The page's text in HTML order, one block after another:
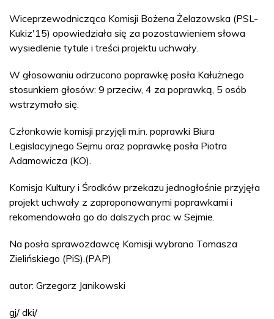
Wiceprzewodnicząca Komisji Bożena Żelazowska (PSL-
Kukiz'15) opowiedziała się za pozostawieniem słowa
wysiedlenie tytule i treści projektu uchwały.
W głosowaniu odrzucono poprawkę posła Kałużnego
stosunkiem głosów: 9 przeciw, 4 za poprawką, 5 osób
wstrzymało się.
Członkowie komisji przyjęli m.in. poprawki Biura
Legislacyjnego Sejmu oraz poprawkę posła Piotra
Adamowicza (KO).
Komisja Kultury i Środków przekazu jednogłośnie przyjęła
projekt uchwały z zaproponowanymi poprawkami i
rekomendowała go do dalszych prac w Sejmie.
Na posła sprawozdawcę Komisji wybrano Tomasza
Zielińskiego (PiS).(PAP)
autor: Grzegorz Janikowski
gj/ dki/